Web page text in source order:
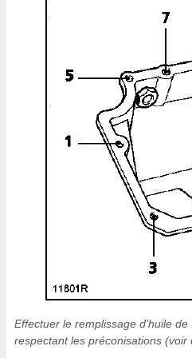
Effectuer le remplissage d'huile
respectant les préconisations (voir